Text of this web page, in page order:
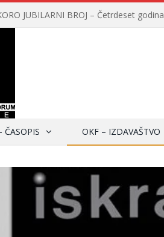
JUBILARNI BROJ – Četrdeset
ČASOPIS OKF – IZDAVAŠTVO